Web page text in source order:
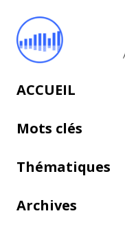
ACCUEIL
Mots clés
Thématiques
Archives